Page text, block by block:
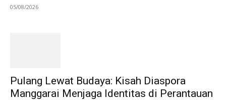
05/08/2026
Pulang Lewat Budaya: Kisah Diaspora
Manggarai Menjaga Identitas di Perantauan